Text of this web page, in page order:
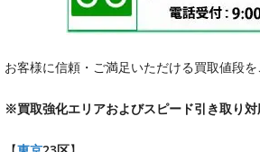
お客様に信頼・ご満足いただける買取値段を
※買取強化エリアおよびスピード引き取り